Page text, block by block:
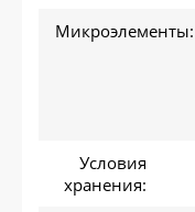
Микроэлементы:
Условия
хранения: